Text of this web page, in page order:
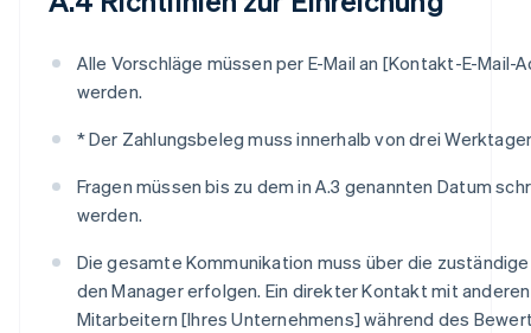
Alle Vorschläge müssen per E-Mail an [Kontakt-E-Mail-
werden.
* Der Zahlungsbeleg muss innerhalb von drei
Fragen müssen bis zu dem in A.3 genannten Datum
werden.
Die gesamte Kommunikation muss über die zuständige
den Manager erfolgen. Ein direkter Kontakt mit
Mitarbeitern [Ihres Unternehmens] während des